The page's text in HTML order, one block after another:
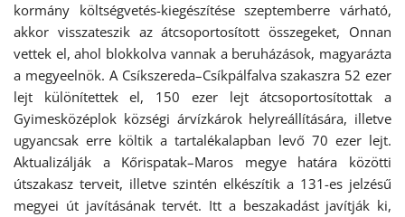
kormány költségvetés-kiegészítése szeptemberre várható,
akkor visszateszik az átcsoportosított összegeket, Onnan
vettek el, ahol blokkolva vannak a beruházások, magyarázta
a megyeelnök. A Csíkszereda–Csíkpálfalva szakaszra 52 ezer
lejt különítettek el, 150 ezer lejt átcsoportosítottak a
Gyimesközéplok községi árvízkárok helyreállítására, illetve
ugyancsak erre költik a tartalékalapban levő 70 ezer lejt.
Aktualizálják a Kőrispatak–Maros megye határa közötti
útszakasz terveit, illetve szintén elkészítik a 131-es jelzésű
megyei út javításának tervét. Itt a beszakadást javítják ki,